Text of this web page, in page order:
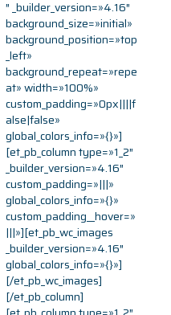
″ _builder_version=»4.16″
background_size=»initial»
background_position=»top
_left»
background_repeat=»repe
at» width=»100%»
custom_padding=»0px||||f
alse|false»
global_colors_info=»{}»]
[et_pb_column type=»1_2″
_builder_version=»4.16″
custom_padding=»|||»
global_colors_info=»{}»
custom_padding__hover=»
|||»][et_pb_wc_images
_builder_version=»4.16″
global_colors_info=»{}»]
[/et_pb_wc_images]
[/et_pb_column]